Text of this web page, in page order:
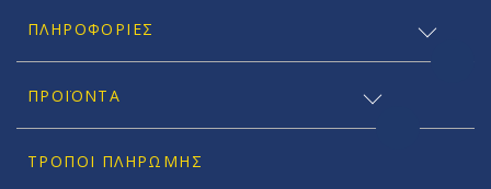
ΠΛΗΡΟΦΟΡΊΕΣ
ΠΡΟΪΟΝΤΑ
ΤΡΌΠΟΙ ΠΛΗΡΩΜΉΣ